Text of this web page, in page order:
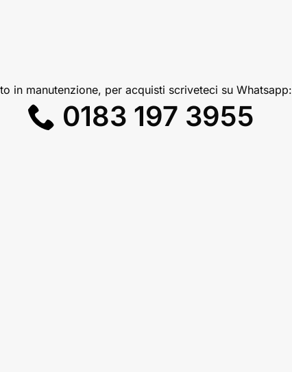
in manutenzione, per acquisti scriveteci su Whatsapp:
0183 197 3955